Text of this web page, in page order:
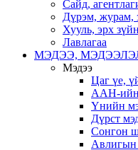
Сайд,
Дүрэм, журам,
Хууль, эрх
Лавлагаа
МЭДЭЭ,
Мэдээ
Цаг үе,
ААН-ийн
Үнийн
Дүрст
Сонгон
Авлигын